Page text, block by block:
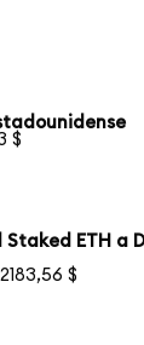
$
ETH a
$